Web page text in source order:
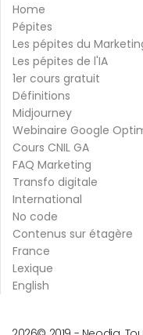
Home
Pépites
Les pépites du
Les pépites de l'IA
1er cours gratuit
Définitions
Midjourney
Webinaire Google
Cours CNIL GA
FAQ Marketing
Transfo digitale
International
No code
Contenus sur étagère
France
Lexique
English